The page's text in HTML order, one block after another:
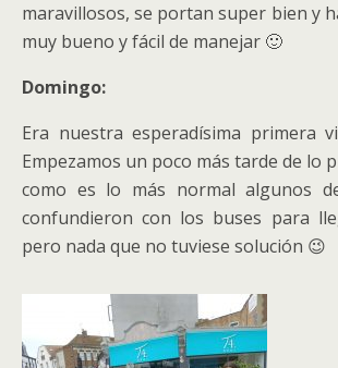
maravillosos, se portan super bien y
muy bueno y fácil de manejar 🙂
Domingo:
Era nuestra esperadísima primera
Empezamos un poco más tarde de lo
como es lo más normal algunos
confundieron con los buses para
pero nada que no tuviese solución 😉